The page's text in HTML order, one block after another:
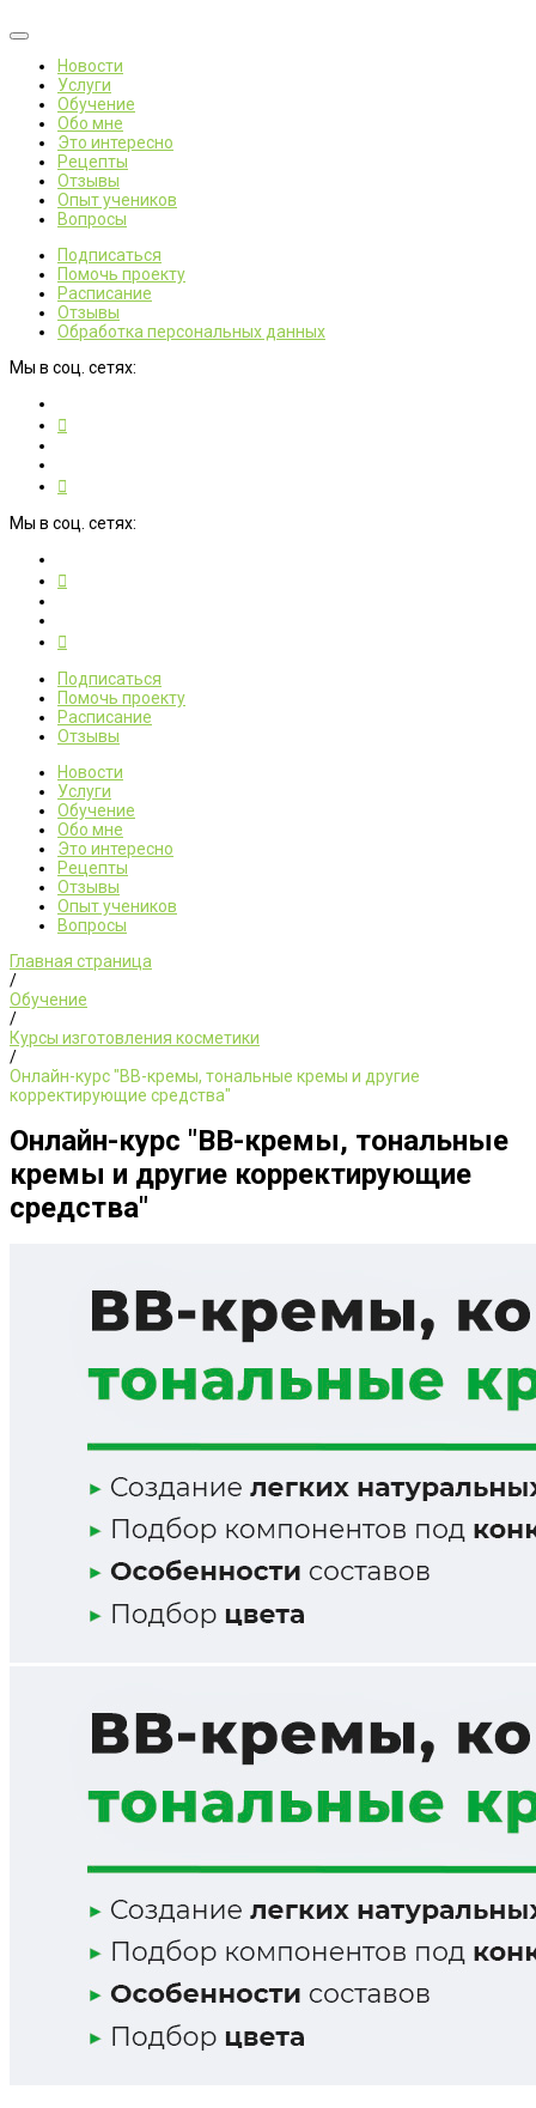
Новости
Услуги
Обучение
Обо мне
Это интересно
Рецепты
Отзывы
Опыт учеников
Вопросы
Подписаться
Помочь проекту
Расписание
Отзывы
Обработка персональных данных
Мы в соц. сетях:
Мы в соц. сетях:
Подписаться
Помочь проекту
Расписание
Отзывы
Новости
Услуги
Обучение
Обо мне
Это интересно
Рецепты
Отзывы
Опыт учеников
Вопросы
Главная страница
/
Обучение
/
Курсы изготовления косметики
/
Онлайн-курс "ВВ-кремы, тональные кремы и другие
корректирующие средства"
Онлайн-курс "ВВ-кремы, тональные
кремы и другие корректирующие
средства"